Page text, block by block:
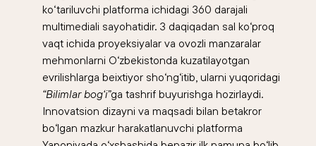
ko‘tariluvchi platforma ichidagi 360 darajali
multimediali sayohatidir. 3 daqiqadan sal ko‘proq
vaqt ichida proyeksiyalar va ovozli manzaralar
mehmonlarni O‘zbekistonda kuzatilayotgan
evrilishlarga beixtiyor sho‘ng‘itib, ularni yuqoridagi
“Bilimlar bog‘i”ga tashrif buyurishga hozirlaydi.
Innovatsion dizayni va maqsadi bilan betakror
bo‘lgan mazkur harakatlanuvchi platforma